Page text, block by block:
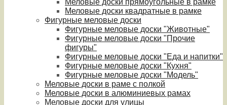
Меловые доски прямоугольные в рамке
Меловые доски квадратные в рамке
Фигурные меловые доски
Фигурные меловые доски "Животные"
Фигурные меловые доски "Прочие
фигуры"
Фигурные меловые доски "Еда и напитки"
Фигурные меловые доски "Кухня"
Фигурные меловые доски "Модель"
Меловые доски в раме с полкой
Меловые доски в алюминиевых рамах
Меловые доски для улицы